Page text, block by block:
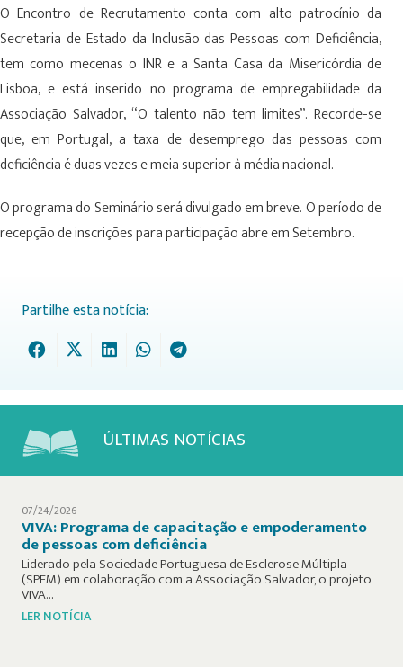
O Encontro de Recrutamento conta com alto patrocínio da
Secretaria de Estado da Inclusão das Pessoas com Deficiência,
tem como mecenas o INR e a Santa Casa da Misericórdia de
Lisboa, e está inserido no programa de empregabilidade da
Associação Salvador, “O talento não tem limites”. Recorde-se
que, em Portugal, a taxa de desemprego das pessoas com
deficiência é duas vezes e meia superior à média nacional.
O programa do Seminário será divulgado em breve. O período de
recepção de inscrições para participação abre em Setembro.
Partilhe esta notícia:
ÚLTIMAS NOTÍCIAS
07/24/2026
VIVA: Programa de capacitação e empoderamento
de pessoas com deficiência
Liderado pela Sociedade Portuguesa de Esclerose Múltipla
(SPEM) em colaboração com a Associação Salvador, o projeto
VIVA…
LER NOTÍCIA